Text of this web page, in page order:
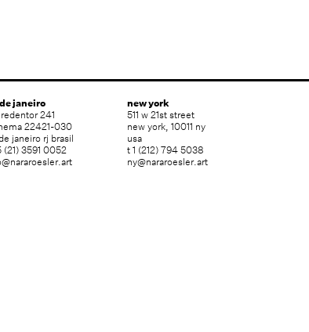
new york
511 w 21st street
new york, 10011 ny
usa
t 1 (212) 794 5038
ny@nararoesler.art
janeiro
241
22421-030
janeiro rj brasil
(21) 3591 0052